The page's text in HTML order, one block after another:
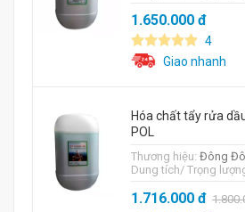
1.650.000 đ
4
Giao nhanh
Hóa chất tẩy rửa
POL
Thương hiệu:Đông
Dung tích/ Trọng
1.716.000 đ